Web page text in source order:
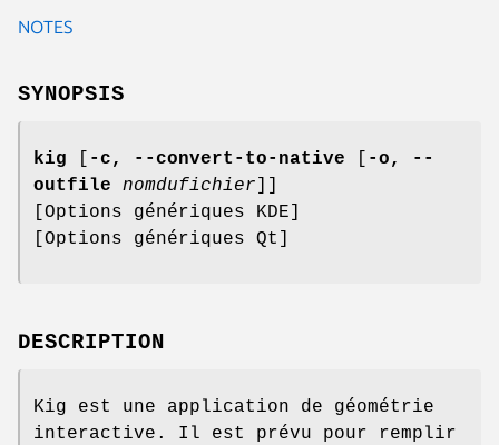
NOTES
SYNOPSIS
kig -c, --convert-to-native
-o, --
outfile nomdufichier
[Options génériques KDE]
[Options génériques Qt]
DESCRIPTION
Kig est une application de géométrie
interactive. Il est prévu pour remplir